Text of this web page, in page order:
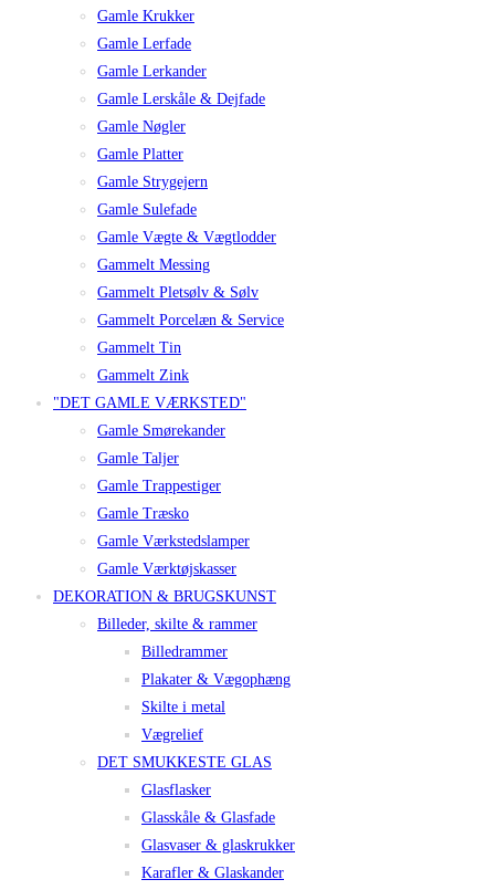
Gamle Krukker
Gamle Lerfade
Gamle Lerkander
Gamle Lerskåle & Dejfade
Gamle Nøgler
Gamle Platter
Gamle Strygejern
Gamle Sulefade
Gamle Vægte & Vægtlodder
Gammelt Messing
Gammelt Pletsølv & Sølv
Gammelt Porcelæn & Service
Gammelt Tin
Gammelt Zink
"DET GAMLE VÆRKSTED"
Gamle Smørekander
Gamle Taljer
Gamle Trappestiger
Gamle Træsko
Gamle Værkstedslamper
Gamle Værktøjskasser
DEKORATION & BRUGSKUNST
Billeder, skilte & rammer
Billedrammer
Plakater & Vægophæng
Skilte i metal
Vægrelief
DET SMUKKESTE GLAS
Glasflasker
Glasskåle & Glasfade
Glasvaser & glaskrukker
Karafler & Glaskander